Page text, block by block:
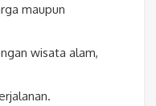
maupun
wisata alam,